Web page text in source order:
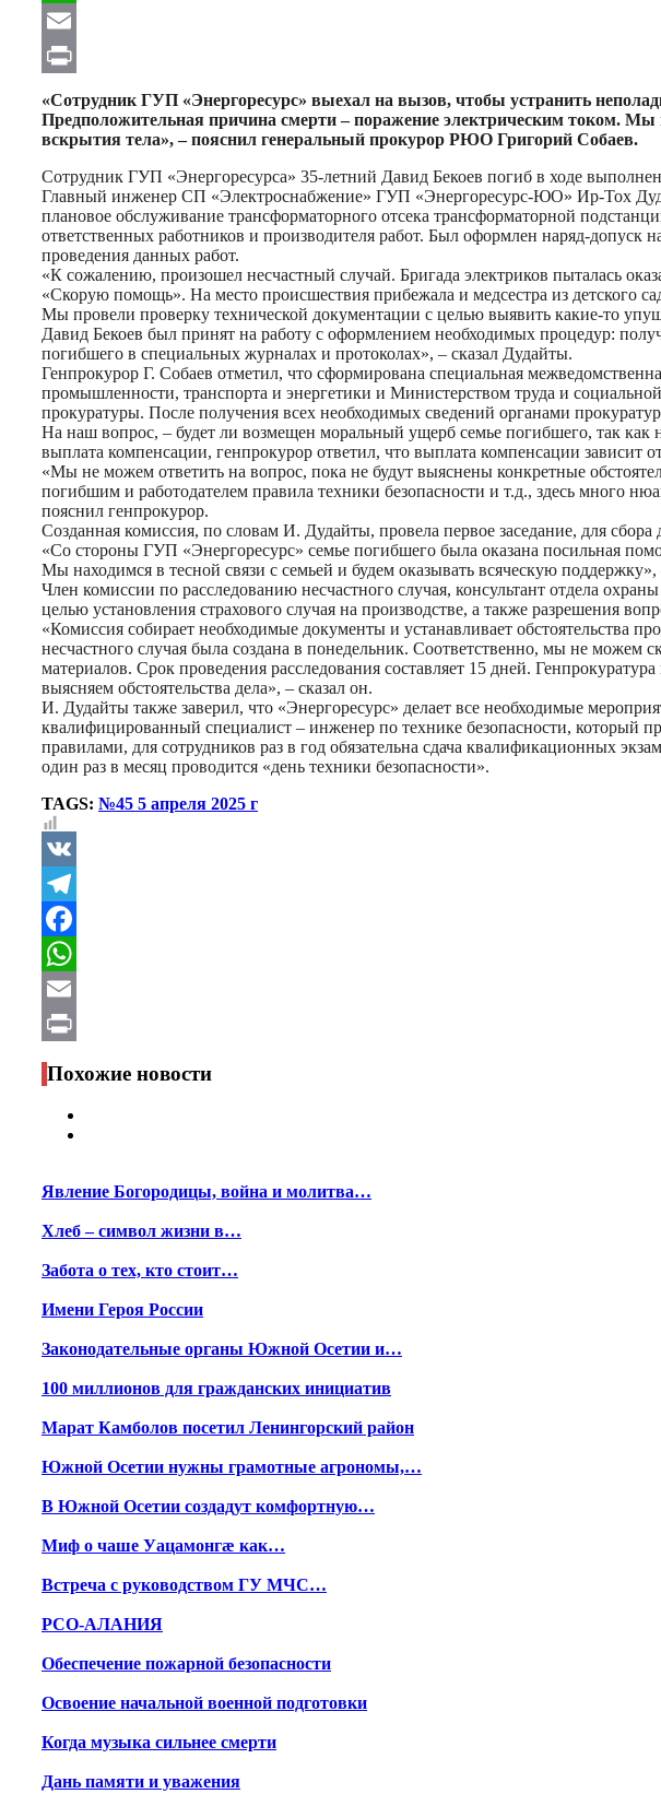
WhatsApp
Email
Print
«Сотрудник ГУП «Энергоресурс» выехал на вызов, чтобы устранить
Предположительная причина смерти – поражение электрическим током. Мы
вскрытия тела», – пояснил генеральный прокурор РЮО Григорий Собаев.
Сотрудник ГУП «Энергоресурса» 35-летний Давид Бекоев погиб в ходе
Главный инженер СП «Электроснабжение» ГУП «Энергоресурс-ЮО» Ир-Тох
плановое обслуживание трансформаторного отсека трансформаторной
ответственных работников и производителя работ. Был оформлен наряд-
проведения данных работ.
«К сожалению, произошел несчастный случай. Бригада электриков пыталась
«Скорую помощь». На место происшествия прибежала и медсестра из детского
Мы провели проверку технической документации с целью выявить какие-то
Давид Бекоев был принят на работу с оформлением необходимых процедур:
погибшего в специальных журналах и протоколах», – сказал Дудайты.
Генпрокурор Г. Собаев отметил, что сформирована специальная
промышленности, транспорта и энергетики и Министерством труда и
прокуратуры. После получения всех необходимых сведений органами
На наш вопрос, – будет ли возмещен моральный ущерб семье погибшего, так
выплата компенсации, генпрокурор ответил, что выплата компенсации зависит
«Мы не можем ответить на вопрос, пока не будут выяснены конкретные
погибшим и работодателем правила техники безопасности и т.д., здесь много
пояснил генпрокурор.
Созданная комиссия, по словам И. Дудайты, провела первое заседание, для
«Со стороны ГУП «Энергоресурс» семье погибшего была оказана посильная
Мы находимся в тесной связи с семьей и будем оказывать всяческую
Член комиссии по расследованию несчастного случая, консультант отдела
целью установления страхового случая на производстве, а также разрешения
«Комиссия собирает необходимые документы и устанавливает обстоятельства
несчастного случая была создана в понедельник. Соответственно, мы не можем
материалов. Срок проведения расследования составляет 15 дней.
выясняем обстоятельства дела», – сказал он.
И. Дудайты также заверил, что «Энергоресурс» делает все необходимые
квалифицированный специалист – инженер по технике безопасности, который
правилами, для сотрудников раз в год обязательна сдача квалификационных
один раз в месяц проводится «день техники безопасности».
TAGS: №45 5 апреля 2025 г
VK
Telegram
Facebook
WhatsApp
Email
Print
Похожие новости
Явление Богородицы, война и молитва…
Хлеб – символ жизни в…
Забота о тех, кто стоит…
Имени Героя России
Законодательные органы Южной Осетии и…
100 миллионов для гражданских инициатив
Марат Камболов посетил Ленингорский район
Южной Осетии нужны грамотные агрономы,…
В Южной Осетии создадут комфортную…
Миф о чаше Уацамонгæ как…
Встреча с руководством ГУ МЧС…
РСО-АЛАНИЯ
Обеспечение пожарной безопасности
Освоение начальной военной подготовки
Когда музыка сильнее смерти
Дань памяти и уважения